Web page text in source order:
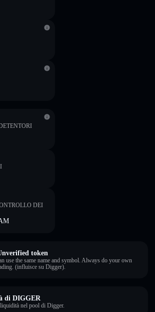
DEI
token
use the same name and symbol. Always do your own
(influisce su Digger).
di DIGGER
nel pool di Digger.